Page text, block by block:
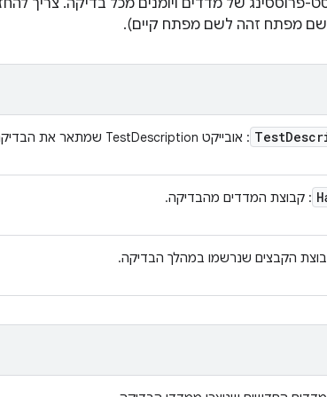
פרוססינג של מדדים ויומנים מכל בדיקה. צריך
שם מפתח זהה לשם מפתח קיים).
Test : אובייקט TestDescription שמתאר את הבדיקה.
: קבוצת המדדים מהבדיקה.
הקבצים שנרשמו במהלך הבדיקה.